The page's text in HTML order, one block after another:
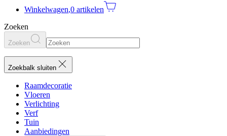
Winkelwagen,0 artikelen
Zoeken
Zoeken
Zoekbalk sluiten
Raamdecoratie
Vloeren
Verlichting
Verf
Tuin
Aanbiedingen